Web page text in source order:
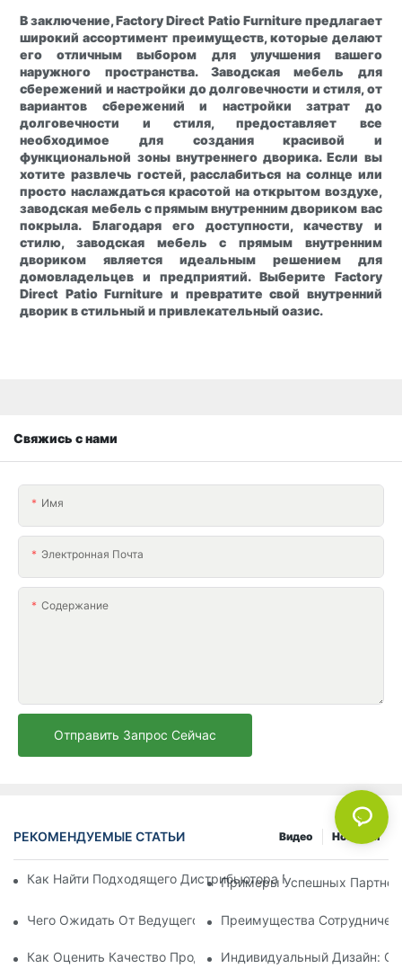
В заключение, Factory Direct Patio Furniture предлагает
широкий ассортимент преимуществ, которые делают
его отличным выбором для улучшения вашего
наружного пространства. Заводская мебель для
сбережений и настройки до долговечности и стиля, от
вариантов сбережений и настройки затрат до
долговечности и стиля, предоставляет все
необходимое для создания красивой и
функциональной зоны внутреннего дворика. Если вы
хотите развлечь гостей, расслабиться на солнце или
просто наслаждаться красотой на открытом воздухе,
заводская мебель с прямым внутренним двориком вас
покрыла. Благодаря его доступности, качеству и
стилю, заводская мебель с прямым внутренним
двориком является идеальным решением для
домовладельцев и предприятий. Выберите Factory
Direct Patio Furniture и превратите свой внутренний
дворик в стильный и привлекательный оазис.
Свяжись с нами
Имя
Электронная Почта
Содержание
Отправить Запрос Сейчас
РЕКОМЕНДУЕМЫЕ СТАТЬИ Новости
Видео
Как Найти Подходящего Дистрибьютора Пляжных Зонтов
Примеры Успешных
Чего Ожидать От Ведущего Производителя Шезлонгов
Преимущества
Как Оценить Качество Продукции Фабрики По
Индивидуальный Дизайн: